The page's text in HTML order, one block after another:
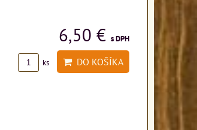
6,50 € s DPH
ks DO KOŠÍKA